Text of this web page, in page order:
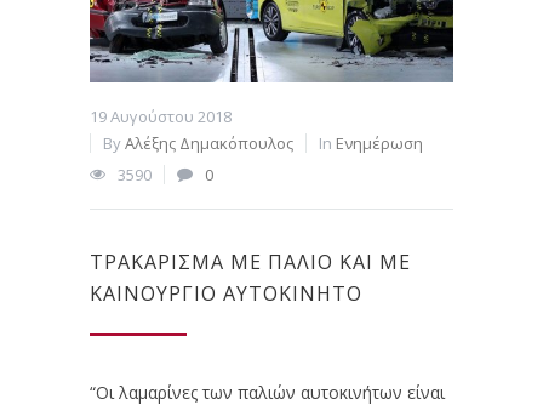
19 Αυγούστου 2018
ByΑλέξης Δημακόπουλος In Ενημέρωση
3590
0
ΤΡΑΚΆΡΙΣΜΑ ΜΕ ΠΑΛΙΌ ΚΑΙ ΜΕ
ΚΑΙΝΟΎΡΓΙΟ ΑΥΤΟΚΊΝΗΤΟ
“Οι λαμαρίνες των παλιών αυτοκινήτων είναι